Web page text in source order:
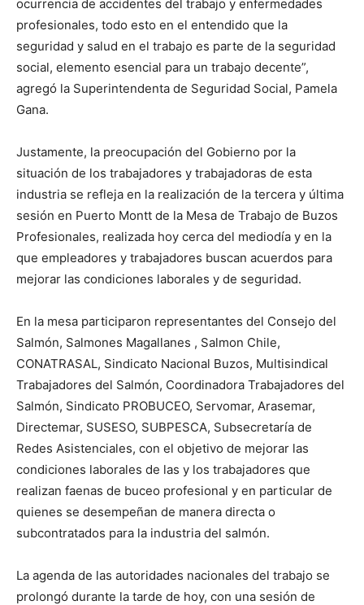
ocurrencia de accidentes del trabajo y enfermedades
profesionales, todo esto en el entendido que la
seguridad y salud en el trabajo es parte de la seguridad
social, elemento esencial para un trabajo decente”,
agregó la Superintendenta de Seguridad Social, Pamela
Gana.
Justamente, la preocupación del Gobierno por la
situación de los trabajadores y trabajadoras de esta
industria se refleja en la realización de la tercera y última
sesión en Puerto Montt de la Mesa de Trabajo de Buzos
Profesionales, realizada hoy cerca del mediodía y en la
que empleadores y trabajadores buscan acuerdos para
mejorar las condiciones laborales y de seguridad.
En la mesa participaron representantes del Consejo del
Salmón, Salmones Magallanes , Salmon Chile,
CONATRASAL, Sindicato Nacional Buzos, Multisindical
Trabajadores del Salmón, Coordinadora Trabajadores del
Salmón, Sindicato PROBUCEO, Servomar, Arasemar,
Directemar, SUSESO, SUBPESCA, Subsecretaría de
Redes Asistenciales, con el objetivo de mejorar las
condiciones laborales de las y los trabajadores que
realizan faenas de buceo profesional y en particular de
quienes se desempeñan de manera directa o
subcontratados para la industria del salmón.
La agenda de las autoridades nacionales del trabajo se
prolongó durante la tarde de hoy, con una sesión de